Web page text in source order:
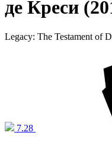
де Креси
Legacy: The Testament of
7.28